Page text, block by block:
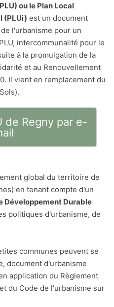
ou le Plan Local
(PLUi) est un document
l'urbanisme pour un
intercommunalité pour le
à la promulgation de la
et au Renouvellement
Il vient en remplacement du
de Regny par e-
global du territoire de
en tenant compte d'un
Développement Durable
politiques d'urbanisme, de
communes peuvent se
document d'urbanisme
application du Règlement
du Code de l'urbanisme sur